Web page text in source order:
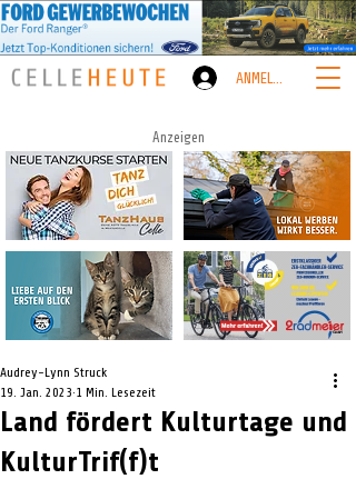
ANMELDEN
Anzeigen
Land fördert Kulturtage und
KulturTrif(f)t
Audrey-Lynn Struck
19. Jan. 2023 1 Min. Lesezeit